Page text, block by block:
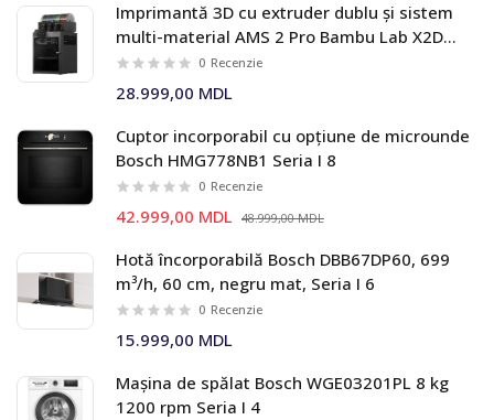
Imprimantă 3D cu extruder dublu și sistem
multi-material AMS 2 Pro Bambu Lab X2D
Combo
0 Recenzie
28.999,00 MDL
Cuptor incorporabil cu opțiune de microunde
Bosch HMG778NB1 Seria I 8
0 Recenzie
42.999,00 MDL 48.999,00 MDL
Hotă încorporabilă Bosch DBB67DP60, 699
m³/h, 60 cm, negru mat, Seria I 6
0 Recenzie
15.999,00 MDL
Mașina de spălat Bosch WGE03201PL 8 kg
1200 rpm Seria I 4